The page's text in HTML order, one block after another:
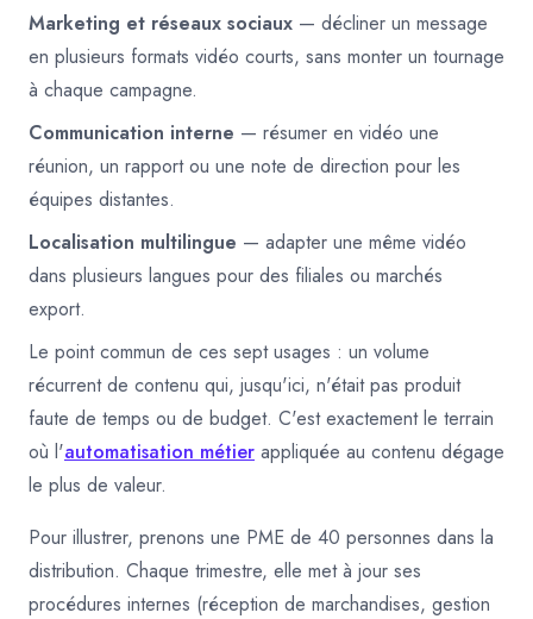
Marketing et réseaux sociaux — décliner un message
en plusieurs formats vidéo courts, sans monter un tournage
à chaque campagne.
Communication interne — résumer en vidéo une
réunion, un rapport ou une note de direction pour les
équipes distantes.
Localisation multilingue — adapter une même vidéo
dans plusieurs langues pour des filiales ou marchés
export.
Le point commun de ces sept usages : un volume
récurrent de contenu qui, jusqu'ici, n'était pas produit
faute de temps ou de budget. C'est exactement le terrain
où l'automatisation métier appliquée au contenu dégage
le plus de valeur.
Pour illustrer, prenons une PME de 40 personnes dans la
distribution. Chaque trimestre, elle met à jour ses
procédures internes (réception de marchandises, gestion